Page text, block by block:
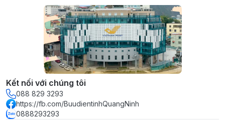
Kết nối với chúng tôi
088 829 3293
https://fb.com/BuudientinhQuangNinh
0888293293